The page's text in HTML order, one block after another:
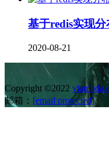
基于redis实现分
2020-08-21
Copyright ©2022
邮箱： [email protected]